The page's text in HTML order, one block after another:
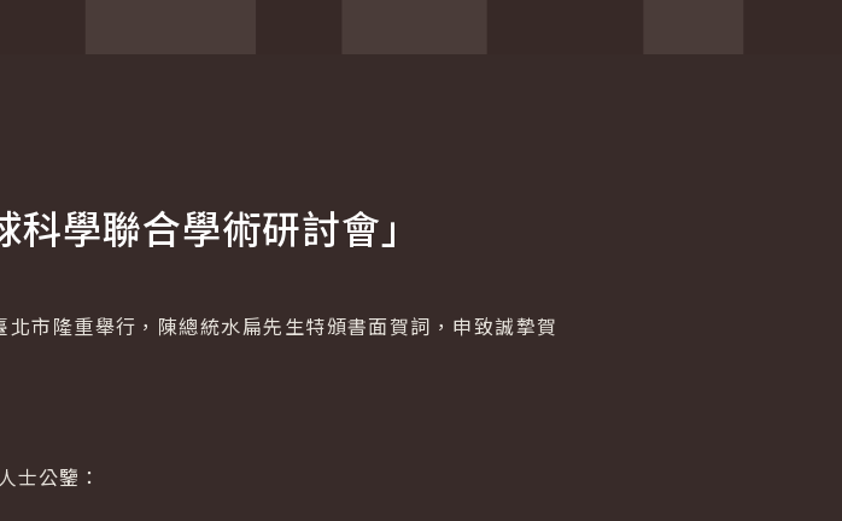
學聯合學術研討會」
隆重舉行，陳總統水扁先生特頒書面賀詞，申致誠摯賀
公鑒：